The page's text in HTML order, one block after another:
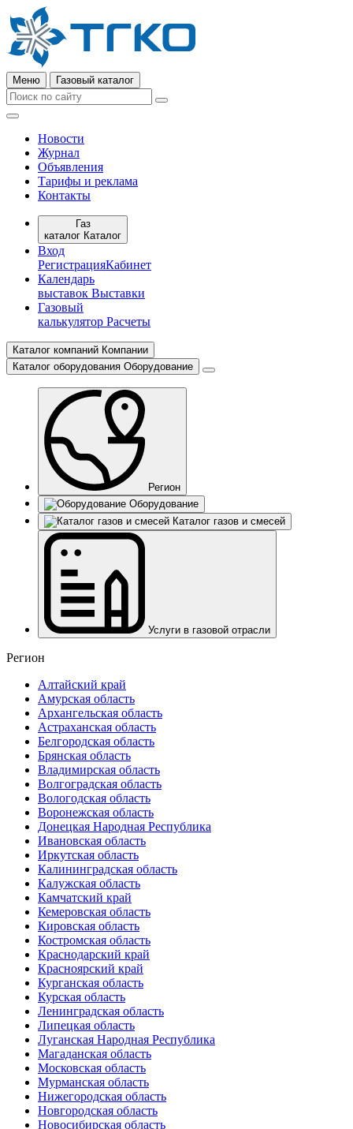
Меню Газовый каталог
Новости
Журнал
Объявления
Тарифы и реклама
Контакты
Газ
каталог Каталог
Вход
РегистрацияКабинет
Календарь
выставок Выставки
Газовый
калькулятор Расчеты
Каталог компаний Компании
Каталог оборудования Оборудование
Регион
Оборудование
Каталог газов и смесей
Услуги в газовой отрасли
Регион
Алтайский край
Амурская область
Архангельская область
Астраханская область
Белгородская область
Брянская область
Владимирская область
Волгоградская область
Вологодская область
Воронежская область
Донецкая Народная Республика
Ивановская область
Иркутская область
Калининградская область
Калужская область
Камчатский край
Кемеровская область
Кировская область
Костромская область
Краснодарский край
Красноярский край
Курганская область
Курская область
Ленинградская область
Липецкая область
Луганская Народная Республика
Магаданская область
Московская область
Мурманская область
Нижегородская область
Новгородская область
Новосибирская область